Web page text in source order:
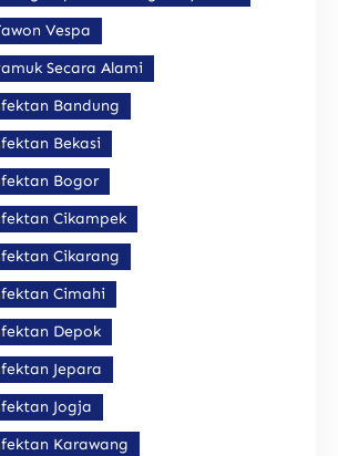
Vespa
Secara Alami
Bandung
Bekasi
Bogor
Cikampek
Cikarang
Cimahi
Depok
Jepara
Jogja
Karawang